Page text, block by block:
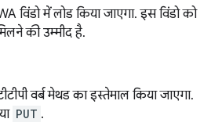
विंडो में लोड किया जाएगा. इस विंडो को
की उम्मीद है.
वर्ब मेथड का इस्तेमाल किया जाएगा.
PUT .